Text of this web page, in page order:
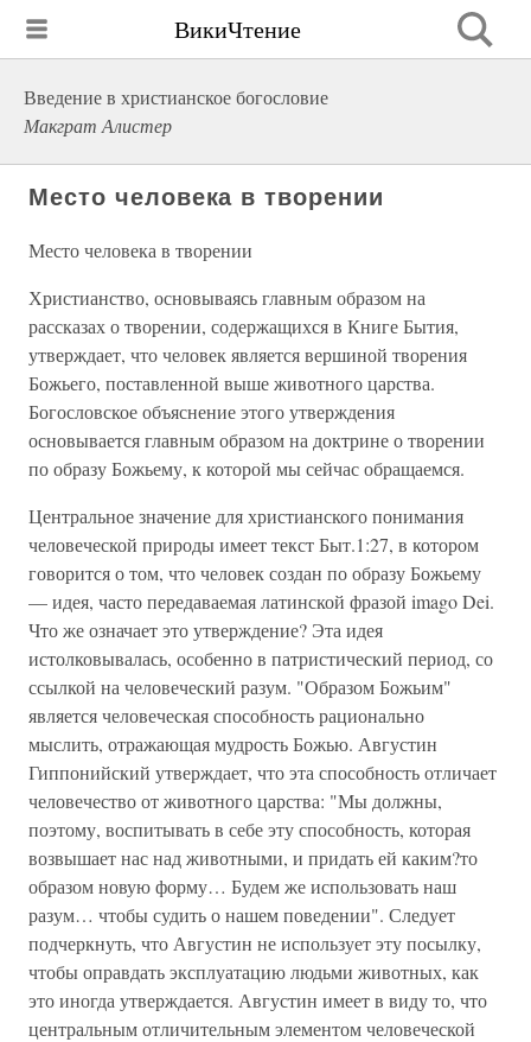
ВикиЧтение
Введение в христианское богословие
Макграт Алистер
Место человека в творении
Место человека в творении
Христианство, основываясь главным образом на
рассказах о творении, содержащихся в Книге Бытия,
утверждает, что человек является вершиной творения
Божьего, поставленной выше животного царства.
Богословское объяснение этого утверждения
основывается главным образом на доктрине о творении
по образу Божьему, к которой мы сейчас обращаемся.
Центральное значение для христианского понимания
человеческой природы имеет текст Быт.1:27, в котором
говорится о том, что человек создан по образу Божьему
— идея, часто передаваемая латинской фразой imago Dei.
Что же означает это утверждение? Эта идея
истолковывалась, особенно в патристический период, со
ссылкой на человеческий разум. "Образом Божьим"
является человеческая способность рационально
мыслить, отражающая мудрость Божью. Августин
Гиппонийский утверждает, что эта способность отличает
человечество от животного царства: "Мы должны,
поэтому, воспитывать в себе эту способность, которая
возвышает нас над животными, и придать ей каким?то
образом новую форму… Будем же использовать наш
разум… чтобы судить о нашем поведении". Следует
подчеркнуть, что Августин не использует эту посылку,
чтобы оправдать эксплуатацию людьми животных, как
это иногда утверждается. Августин имеет в виду то, что
центральным отличительным элементом человеческой